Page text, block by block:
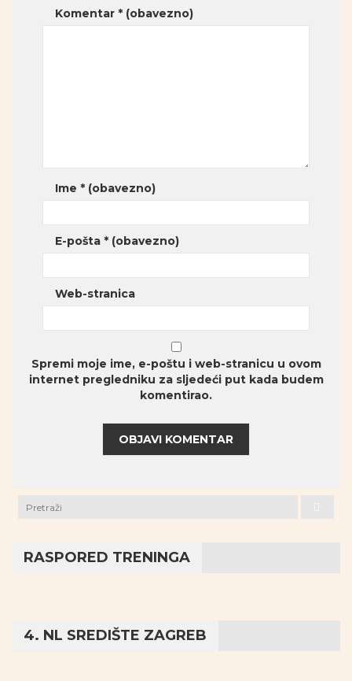
Komentar * (obavezno)
Ime * (obavezno)
E-pošta * (obavezno)
Web-stranica
Spremi moje ime, e-poštu i web-stranicu u ovom
internet pregledniku za sljedeći put kada budem
komentirao.
RASPORED TRENINGA
4. NL SREDIŠTE ZAGREB